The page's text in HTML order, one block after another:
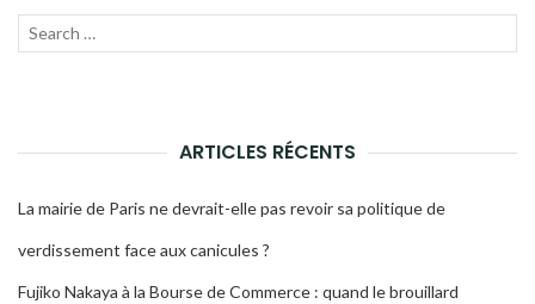
Recherche
ARTICLES RÉCENTS
La mairie de Paris ne devrait-elle pas revoir sa politique de
verdissement face aux canicules ?
Fujiko Nakaya à la Bourse de Commerce : quand le brouillard